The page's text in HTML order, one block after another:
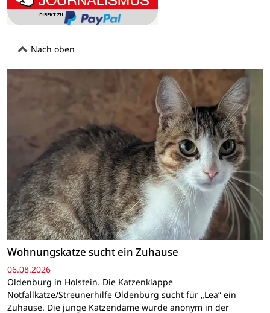
Nach oben
Wohnungskatze sucht ein Zuhause
06.08.2026
Oldenburg in Holstein. Die Katzenklappe
Notfallkatze/Streunerhilfe Oldenburg sucht für „Lea“ ein
Zuhause. Die junge Katzendame wurde anonym in der